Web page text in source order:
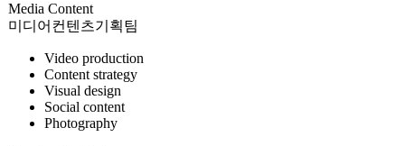
Media Content
미디어컨텐츠기획팀
Video production
Content strategy
Visual design
Social content
Photography